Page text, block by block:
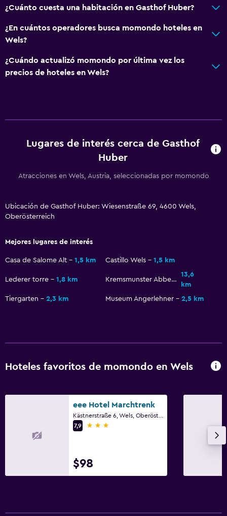
Botella de agua
Aire libre
Habitaciones familiares
¿Cuánto cuesta una habitación en Gasthof Huber?
¿En cuántos operadores busca momondo hoteles en
Wels?
¿Cuándo actualizó momondo por última vez los
precios de hoteles en Wels?
Lugares de interés cerca de Gasthof
Huber
Atracciones en Wels, Austria, seleccionadas por momondo
Ubicación de Gasthof Huber: Wiesenstraße 69, 4600 Wels,
Oberösterreich
Mejores lugares de interés
Casa de Salome Alt 1,5 km Castillo Wels 1,5 km
Lederer torre 1,8 km Kremsmunster Abbey
13,6
km
Tiergarten
2,3 km Museum Angerlehner 2,5 km
Hoteles favoritos de momondo en Wels
eee Hotel Marchtrenk
7,9
3 estrellas
$98